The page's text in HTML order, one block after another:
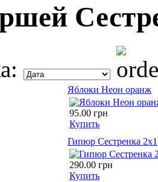
Яблоки Неон оранж
95.00 грн
Купить
Гипюр Сестренка 2х1
290.00 грн
Купить